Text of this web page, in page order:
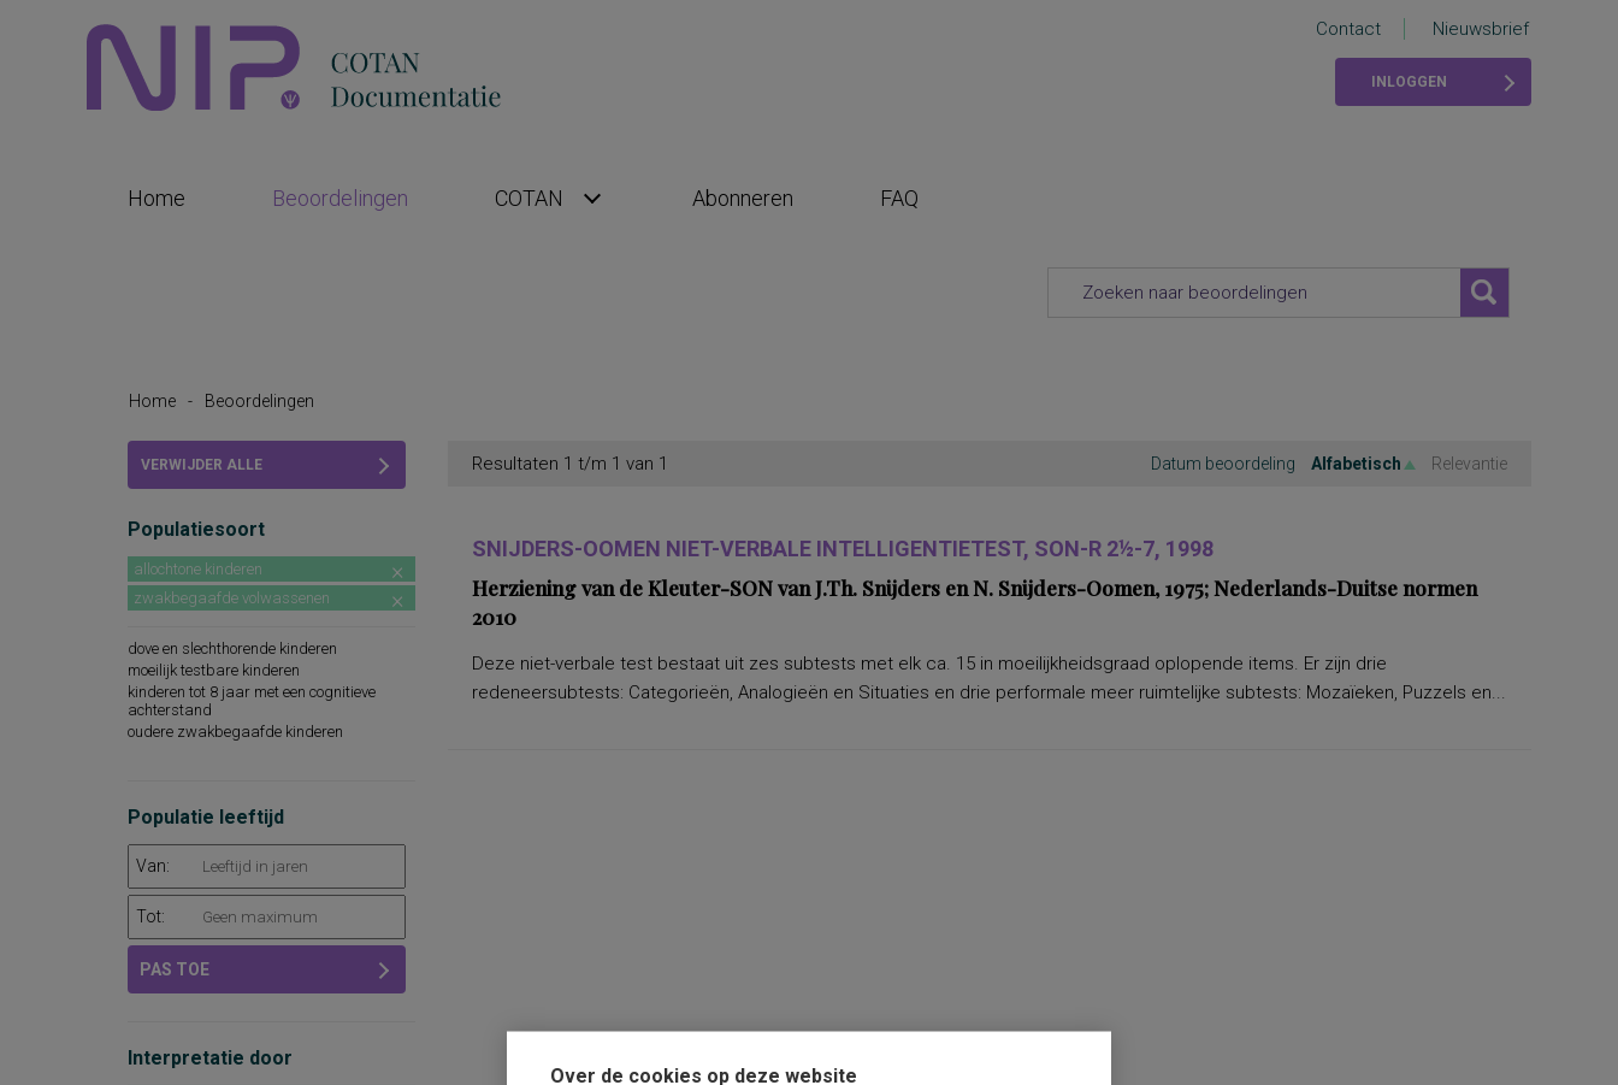
Over de cookies op deze website
Contact Nieuwsbrief
INLOGGEN
Home Beoordelingen COTAN Abonneren FAQ
Home - Beoordelingen
VERWIJDER ALLE
Populatiesoort
allochtone kinderen
zwakbegaafde volwassenen
dove en slechthorende kinderen
moeilijk testbare kinderen
kinderen tot 8 jaar met een cognitieve
achterstand
oudere zwakbegaafde kinderen
Populatie leeftijd
Van:
Tot:
PAS TOE
Interpretatie door
Resultaten 1 t/m 1 van 1 Datum beoordeling Alfabetisch Relevantie
SNIJDERS-OOMEN NIET-VERBALE INTELLIGENTIETEST, SON-R 2½-7, 1998
Herziening van de Kleuter-SON van J.Th. Snijders en N. Snijders-Oomen, 1975; Nederlands-Duitse normen
2010
Deze niet-verbale test bestaat uit zes subtests met elk ca. 15 in moeilijkheidsgraad oplopende items. Er zijn drie
redeneersubtests: Categorieën, Analogieën en Situaties en drie performale meer ruimtelijke subtests: Mozaïeken, Puzzels en...